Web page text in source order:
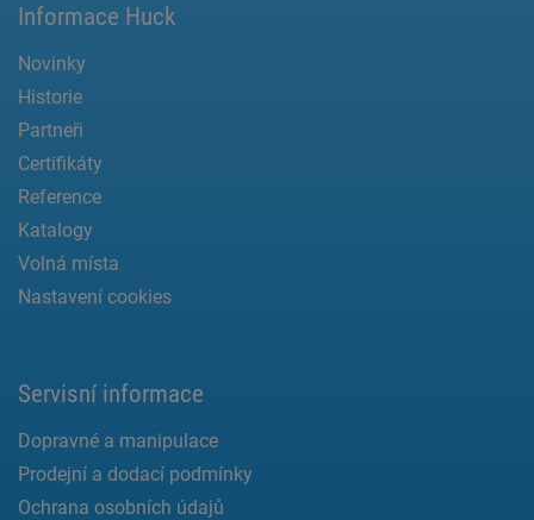
Informace Huck
Novinky
Historie
Partneři
Certifikáty
Reference
Katalogy
Volná místa
Nastavení cookies
Servisní informace
Dopravné a manipulace
Prodejní a dodací podmínky
Ochrana osobních údajů